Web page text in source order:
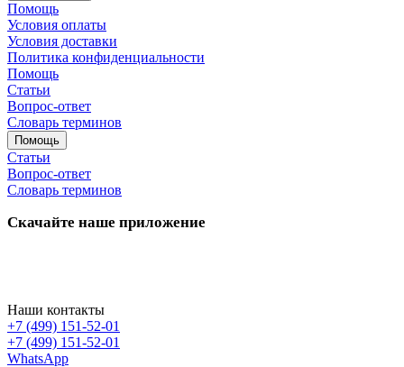
Помощь
Условия оплаты
Условия доставки
Политика конфиденциальности
Помощь
Статьи
Вопрос-ответ
Словарь терминов
Помощь
Статьи
Вопрос-ответ
Словарь терминов
Скачайте наше приложение
Наши контакты
+7 (499) 151-52-01
+7 (499) 151-52-01
WhatsApp